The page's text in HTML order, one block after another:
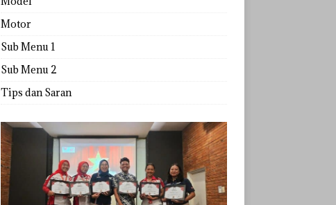
Motor
Sub Menu 1
Sub Menu 2
Tips dan Saran